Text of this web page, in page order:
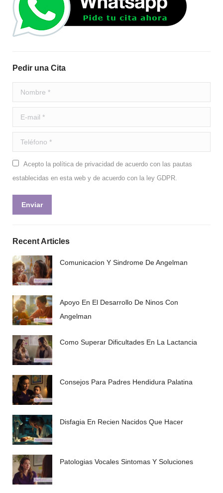
Pedir una Cita
Nombre *
E-mail *
Teléfono *
Acepto la política de privacidad de acuerdo con las pautas
establecidas en esta web y de acuerdo con la ley GDPR.
Enviar
Recent Articles
Comunicacion Y Sindrome De Angelman
Apoyo En El Desarrollo De Ninos Con
Angelman
Como Superar Dificultades En La Lactancia
Consejos Para Padres Hendidura Palatina
Disfagia En Recien Nacidos Que Hacer
Patologias Vocales Sintomas Y Soluciones